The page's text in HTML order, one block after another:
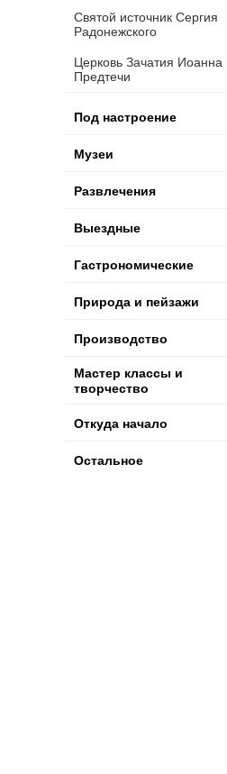
Святой источник Сергия
Радонежского
Церковь Зачатия Иоанна
Предтечи
Под настроение
Музеи
Развлечения
Выездные
Гастрономические
Природа и пейзажи
Производство
Мастер классы и
творчество
Откуда начало
Остальное